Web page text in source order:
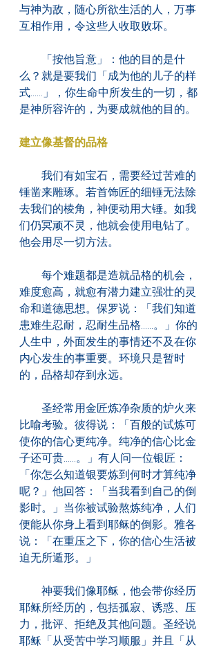
与神为敌，随心所欲生活的人，万事
互相作用，令这些人收取败坏。
「按他旨意」：他的目的是什
么？就是要我们「成为他的儿子的样
式......」，你生命中所发生的一切，都
是神所容许的，为要成就他的目的。
建立像基督的品格
我们有如宝石，需要经过苦难的
锤凿来雕琢。若首饰匠的细锤无法除
去我们的棱角，神便动用大锤。如我
们仍冥顽不灵，他就会使用电钻了。
他会用尽一切方法。
每个难题都是造就品格的机会，
难度愈高，就愈有潜力建立强壮的灵
命和道德思想。保罗说：「我们知道
患难生忍耐，忍耐生品格......。」你的
人生中，外面发生的事情还不及在你
内心发生的事重要。环境只是暂时
的，品格却存到永远。
圣经常用金匠炼净杂质的炉火来
比喻考验。彼得说：「百般的试炼可
使你的信心更纯净。纯净的信心比金
子还可贵......。」有人问一位银匠：
「你怎么知道银要炼到何时才算纯净
呢？」他回答：「当我看到自己的倒
影时。」当你被试验熬炼纯净，人们
便能从你身上看到耶稣的倒影。雅各
说：「在重压之下，你的信心生活被
迫无所遁形。」
神要我们像耶稣，他会带你经历
耶稣所经历的，包括孤寂、诱惑、压
力，批评、拒绝及其他问题。圣经说
耶稣「从受苦中学习顺服」并且「从